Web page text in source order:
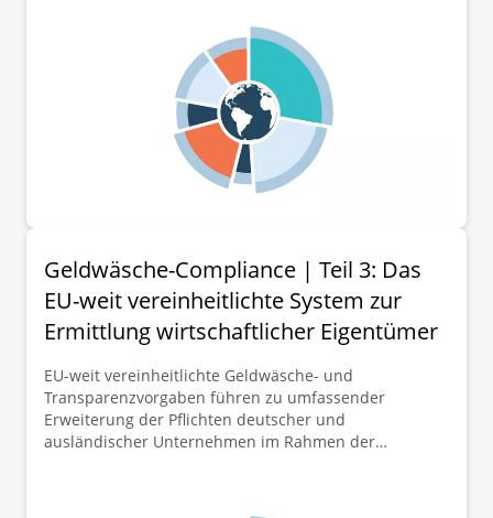
Kreises der zum Transparenzregister
mitteilungspflichtigen Unternehmen einem
wesentlichen Schlüsselelement der neuen EU-GwVO.
Geldwäsche-Compliance | Teil 3: Das
EU-weit vereinheitlichte System zur
Ermittlung wirtschaftlicher Eigentümer
EU-weit vereinheitlichte Geldwäsche- und
Transparenzvorgaben führen zu umfassender
Erweiterung der Pflichten deutscher und
ausländischer Unternehmen im Rahmen der